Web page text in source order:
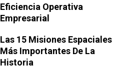
Eficiencia Operativa
Empresarial
Las 15 Misiones Espaciales
Más Importantes De La
Historia